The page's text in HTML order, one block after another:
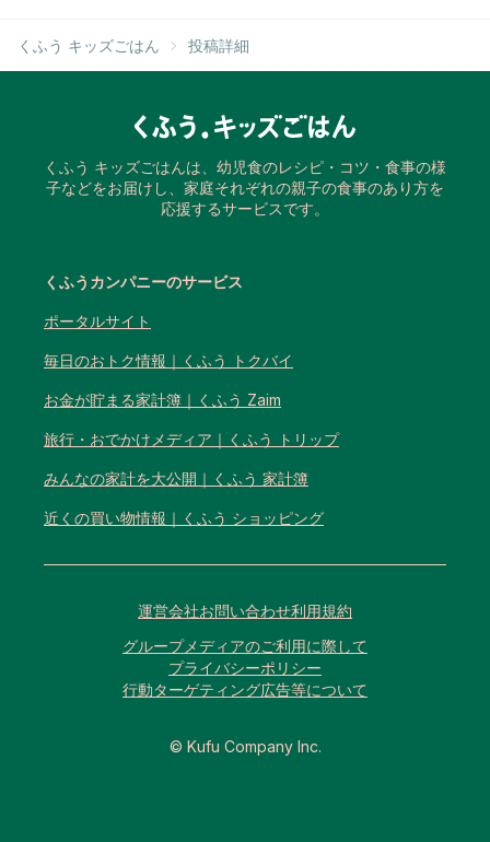
くふう キッズごはん 投稿詳細
くふう キッズごはんは、幼児食のレシピ・コツ・食事の様
子などをお届けし、家庭それぞれの親子の食事のあり方を
応援するサービスです。
くふうカンパニーのサービス
ポータルサイト
毎日のおトク情報｜くふう トクバイ
お金が貯まる家計簿｜くふう Zaim
旅行・おでかけメディア｜くふう トリップ
みんなの家計を大公開｜くふう 家計簿
近くの買い物情報｜くふう ショッピング
運営会社お問い合わせ利用規約
グループメディアのご利用に際して
プライバシーポリシー
行動ターゲティング広告等について
© Kufu Company Inc.